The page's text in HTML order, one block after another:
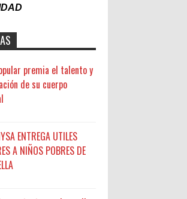
premia el talento y
de su cuerpo
ENTREGA UTILES
A NIÑOS POBRES DE